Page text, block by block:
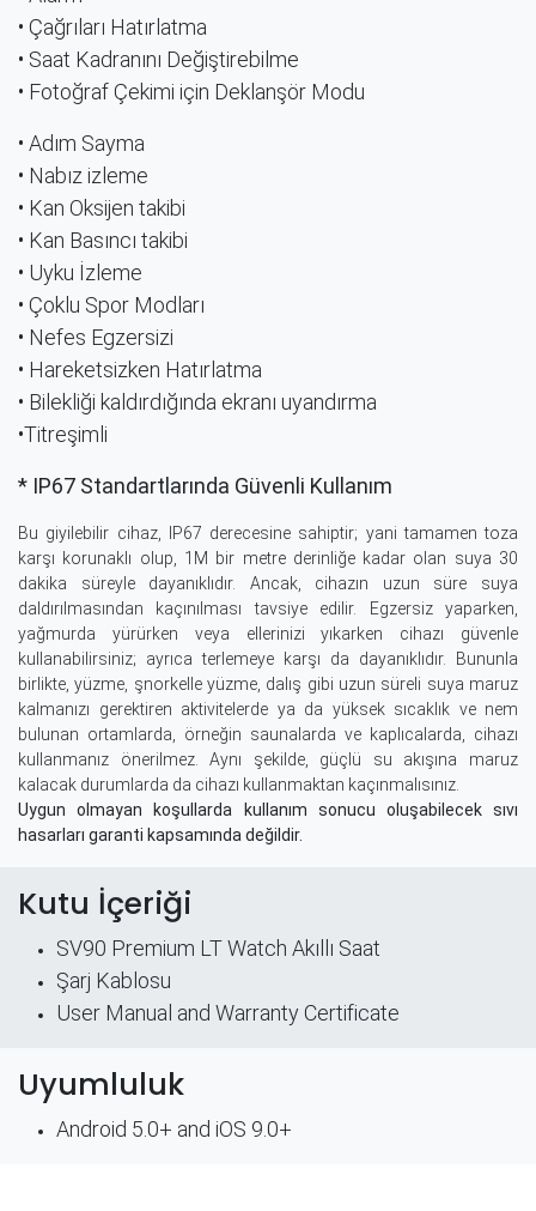
• Çağrıları Hatırlatma
• Saat Kadranını Değiştirebilme
• Fotoğraf Çekimi için Deklanşör Modu
• Adım Sayma
• Nabız izleme
• Kan Oksijen takibi
• Kan Basıncı takibi
• Uyku İzleme
• Çoklu Spor Modları
• Nefes Egzersizi
• Hareketsizken Hatırlatma
• Bilekliği kaldırdığında ekranı uyandırma
•Titreşimli
* IP67 Standartlarında Güvenli Kullanım
Bu giyilebilir cihaz, IP67 derecesine sahiptir; yani tamamen toza
karşı korunaklı olup, 1M bir metre derinliğe kadar olan suya 30
dakika süreyle dayanıklıdır. Ancak, cihazın uzun süre suya
daldırılmasından kaçınılması tavsiye edilir. Egzersiz yaparken,
yağmurda yürürken veya ellerinizi yıkarken cihazı güvenle
kullanabilirsiniz; ayrıca terlemeye karşı da dayanıklıdır. Bununla
birlikte, yüzme, şnorkelle yüzme, dalış gibi uzun süreli suya maruz
kalmanızı gerektiren aktivitelerde ya da yüksek sıcaklık ve nem
bulunan ortamlarda, örneğin saunalarda ve kaplıcalarda, cihazı
kullanmanız önerilmez. Aynı şekilde, güçlü su akışına maruz
kalacak durumlarda da cihazı kullanmaktan kaçınmalısınız.
Uygun olmayan koşullarda kullanım sonucu oluşabilecek sıvı
hasarları garanti kapsamında değildir.
Kutu İçeriği
SV90 Premium LT Watch Akıllı Saat
Şarj Kablosu
User Manual and Warranty Certificate
Uyumluluk
Android 5.0+ and iOS 9.0+